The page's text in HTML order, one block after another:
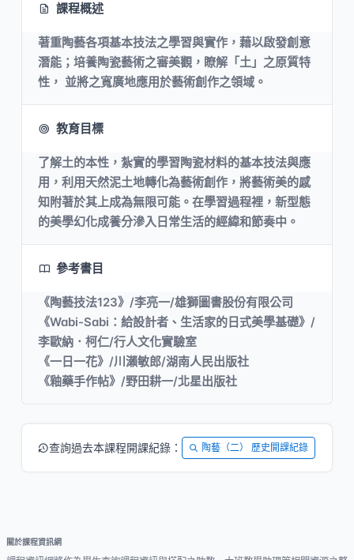
課程概述
著重陶藝各項基本技法之學習與實作，藉以啟發創意
潛能；培養陶瓷藝術之審美觀，瞭解「土」之原質特
性， 並將之寬廣地應用於藝術創作之領域。
教育目標
了解土的本性，紮實的學習陶瓷材料的基本技法與應
用，利用天然泥土地轉化為藝術創作，將藝術美的感
知附著於其上成為無限可能。在學習過程裡，新型態
的美學幻化成養分滲入日常生活的經緯和節奏中。
參考書目
《陶藝技法123》/李亮一/雄獅圖書股份有限公司
《Wabi-Sabi：給設計者、生活家的日式美學基礎》/
李歐納．柯仁/行人文化實驗室
《一日一花》/川瀨敏郎/湖南人民出版社
《釉藥手作帖》/野田耕一/北星出版社
查詢過去本課程開課紀錄： 陶藝（二） 歷史開課紀錄
關於課程資訊網